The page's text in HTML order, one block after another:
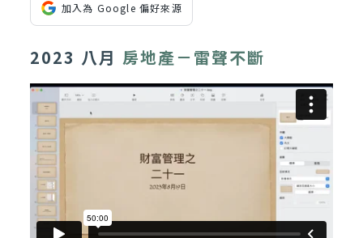
加入為 Google 偏好來源
2023 八月 房地產－雷聲不斷